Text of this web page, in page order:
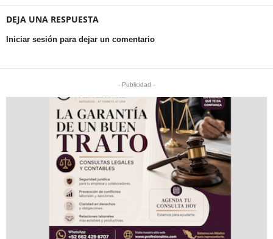
DEJA UNA RESPUESTA
Iniciar sesión para dejar un comentario
- Publicidad -